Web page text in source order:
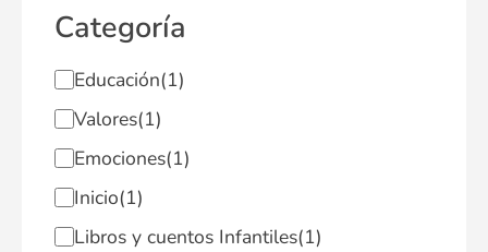
Categoría
Educación(1)
Valores(1)
Emociones(1)
Inicio(1)
Libros y cuentos Infantiles(1)